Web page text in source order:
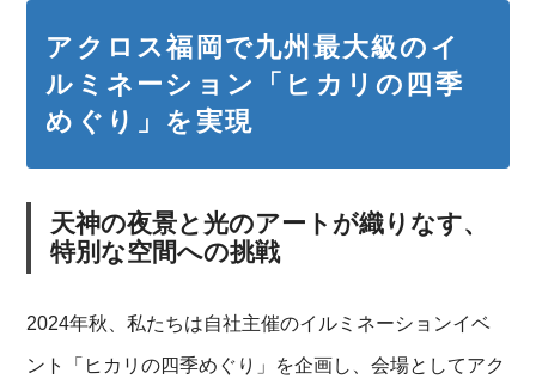
アクロス福岡で九州最大級のイ
ルミネーション「ヒカリの四季
めぐり」を実現
天神の夜景と光のアートが織りなす、
特別な空間への挑戦
2024年秋、私たちは自社主催のイルミネーションイベ
ント「ヒカリの四季めぐり」を企画し、会場としてアク